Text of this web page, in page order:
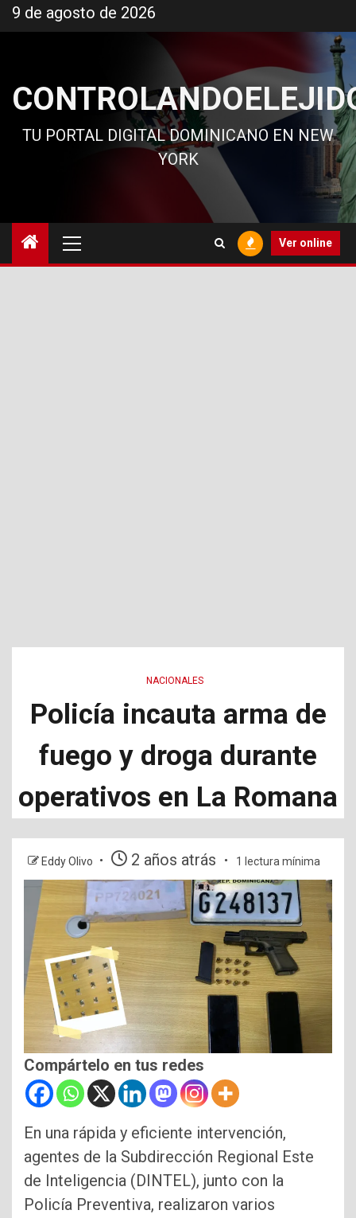
al
9 de agosto de 2026
TU PORTAL DIGITAL DOMINICANO EN NEW
YORK
principal
Ver online
NACIONALES
Policía incauta arma de
fuego y droga durante
operativos en La Romana
Eddy Olivo 2 años atrás 1 lectura mínima
Compártelo en tus redes
En una rápida y eficiente intervención,
agentes de la Subdirección Regional Este
de Inteligencia (DINTEL), junto con la
Policía Preventiva, realizaron varios